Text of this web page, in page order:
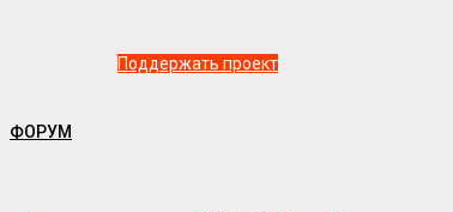
Поддержать проект
ФОРУМ